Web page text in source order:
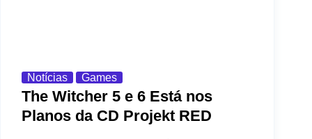
Notícias Games
The Witcher 5 e 6 Está nos
Planos da CD Projekt RED